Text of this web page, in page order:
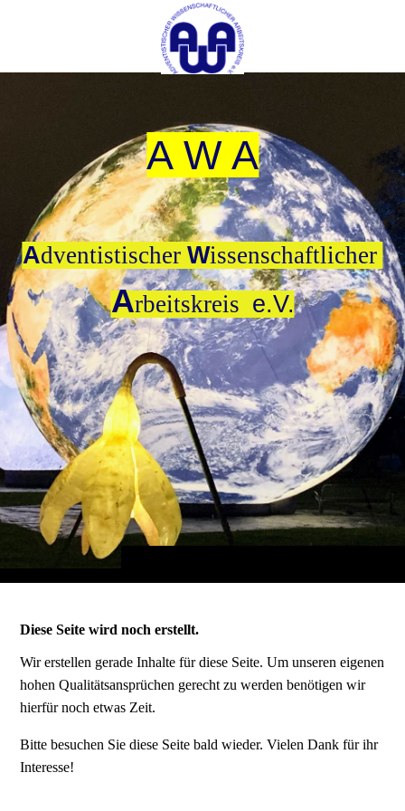
A W A
Adventistischer Wissenschaftlicher
Arbeitskreis e.V.
Diese Seite wird noch erstellt.
Wir erstellen gerade Inhalte für diese Seite. Um unseren eigenen
hohen Qualitätsansprüchen gerecht zu werden benötigen wir
hierfür noch etwas Zeit.
Bitte besuchen Sie diese Seite bald wieder. Vielen Dank für ihr
Interesse!